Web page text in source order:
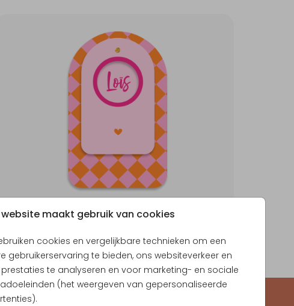
website maakt gebruik van cookies
cookies en vergelijkbare technieken om een
gebruikerservaring te bieden, ons websiteverkeer en
te analyseren en voor marketing- en sociale
(het weergeven van gepersonaliseerde